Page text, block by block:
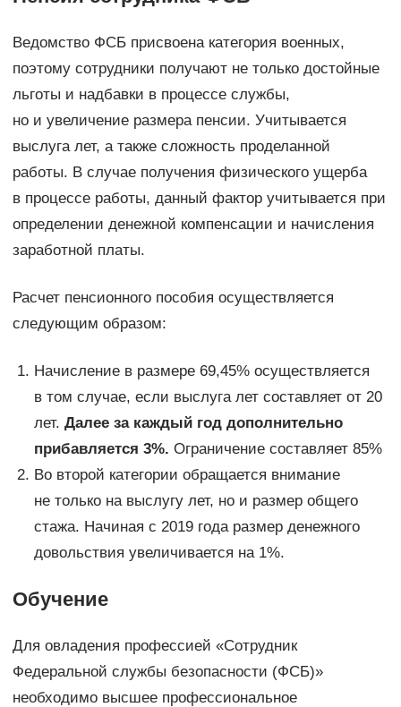
Ведомство ФСБ присвоена категория военных,
поэтому сотрудники получают не только достойные
льготы и надбавки в процессе службы,
но и увеличение размера пенсии. Учитывается
выслуга лет, а также сложность проделанной
работы. В случае получения физического ущерба
в процессе работы, данный фактор учитывается при
определении денежной компенсации и начисления
заработной платы.
Расчет пенсионного пособия осуществляется
следующим образом:
Начисление в размере 69,45% осуществляется
в том случае, если выслуга лет составляет от 20
лет. Далее за каждый год дополнительно
прибавляется 3%. Ограничение составляет 85%
Во второй категории обращается внимание
не только на выслугу лет, но и размер общего
стажа. Начиная с 2019 года размер денежного
довольствия увеличивается на 1%.
Обучение
Для овладения профессией «Сотрудник
Федеральной службы безопасности (ФСБ)»
необходимо высшее профессиональное